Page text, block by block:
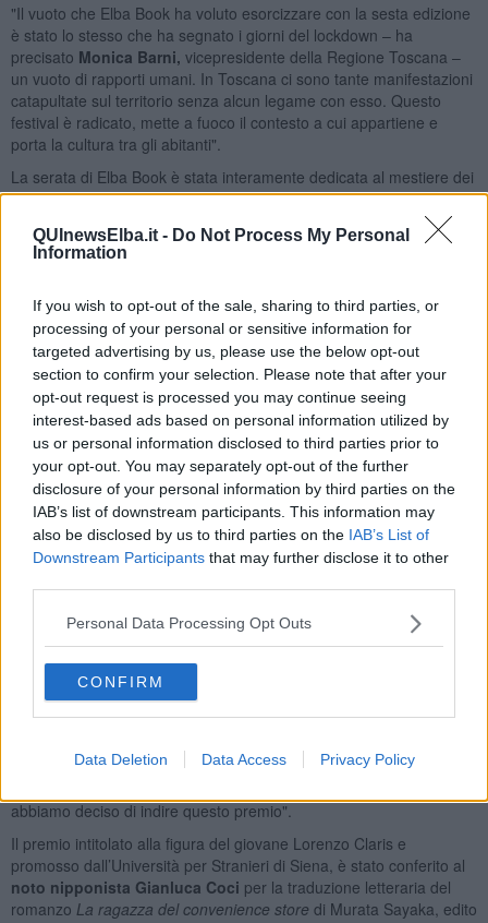
QUInewsElba.it - Do Not Process My Personal
Information
If you wish to opt-out of the sale, sharing to third parties, or
processing of your personal or sensitive information for
targeted advertising by us, please use the below opt-out
section to confirm your selection. Please note that after your
opt-out request is processed you may continue seeing
interest-based ads based on personal information utilized by
us or personal information disclosed to third parties prior to
your opt-out. You may separately opt-out of the further
disclosure of your personal information by third parties on the
IAB’s list of downstream participants. This information may
also be disclosed by us to third parties on the IAB’s List of
Downstream Participants that may further disclose it to other
Personal Data Processing Opt Outs
CONFIRM
Data Deletion Data Access Privacy Policy
"Il vuoto che Elba Book ha voluto esorcizzare con la sesta edizione
è stato lo stesso che ha segnato i giorni del lockdown – ha
precisato Monica Barni, vicepresidente della Regione Toscana –
un vuoto di rapporti umani. In Toscana ci sono tante manifestazioni
catapultate sul territorio senza alcun legame con esso. Questo
festival è radicato, mette a fuoco il contesto a cui appartiene e
porta la cultura tra gli abitanti".
La serata di Elba Book è stata interamente dedicata al mestiere dei
traduttori, costruttori di ponti e quindi di pace.
Claris Appiani
conoscere nulla – ha affermato
Lorenzo testimonia il trionfo della violenza, della prevaricazione
quotidiana e della cialtroneria di chi ha il dovere di proteggere gli
traduttori, che si immedesimano nell’altro e in altre culture per
abbiamo deciso di indire questo premio".
Il premio intitolato alla figura del giovane Lorenzo Claris e
promosso dall’Università per Stranieri di Siena, è stato conferito al
noto nipponista Gianluca Coci per la traduzione letteraria del
romanzo La ragazza del convenience store di Murata Sayaka, edito